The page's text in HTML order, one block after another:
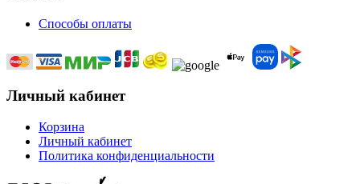
Способы оплаты
Личный кабинет
Корзина
Личный кабинет
Политика конфиденциальности